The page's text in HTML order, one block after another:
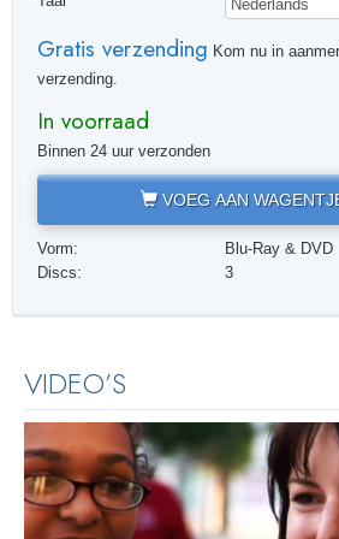
Gratis verzending Kom nu in
verzending.
In voorraad
Binnen 24 uur verzonden
VOEG AAN
Vorm:
Blu-Ray & DVD
Discs:
3
VIDEO’S